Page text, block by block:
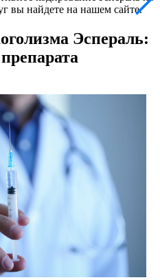
вы найдете на нашем сайте.
Эспераль: